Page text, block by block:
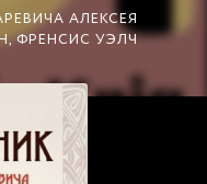
АЛЕКСЕЯ
ФРЕНСИС УЭЛЧ